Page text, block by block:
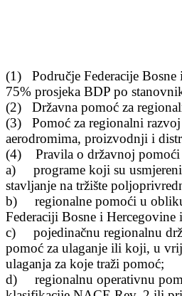
(1) Područje Federacije
75% prosjeka BDP po
(2) Državna pomoć za
(3) Pomoć za regionalni
aerodromima, proizvodnji i
(4) Pravila o državnoj
a) programe koji su usmjereni
stavljanje na tržište
b) regionalne pomoći u
Federaciji Bosne i
c) pojedinačnu regionalnu
pomoć za ulaganje ili koji, u
ulaganja za koje traži pomoć;
d) regionalnu operativnu